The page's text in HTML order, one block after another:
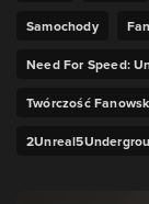
Samochody
Need For Speed:
Twórczość